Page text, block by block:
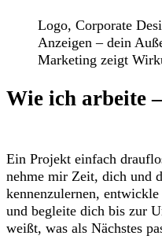
Logo, Corporate
Anzeigen – dein
Marketing zeigt
Wie ich arbeite
Ein Projekt einfach
nehme mir Zeit, dich und
kennenzulernen,
und begleite dich bis zur
weißt, was als Nächstes